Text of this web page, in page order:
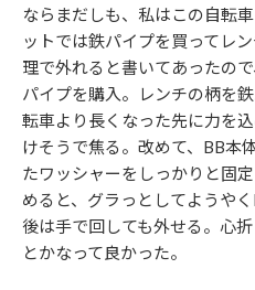
ならまだしも、私はこの自転
ットでは鉄パイプを買ってレ
理で外れると書いてあったの
パイプを購入。レンチの柄を
転車より長くなった先に力を
けそうで焦る。改めて、BB本
たワッシャーをしっかりと固
めると、グラっとしてようや
後は手で回しても外せる。心
とかなって良かった。